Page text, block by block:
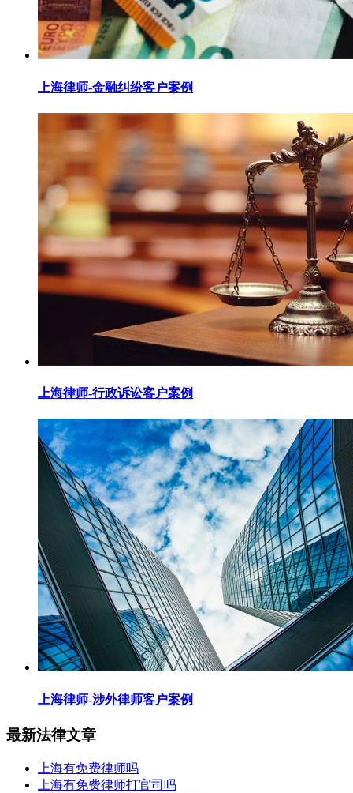
上海律师-金融纠纷客户案例
上海律师-行政诉讼客户案例
上海律师-涉外律师客户案例
最新法律文章
上海有免费律师吗
上海有免费律师打官司吗